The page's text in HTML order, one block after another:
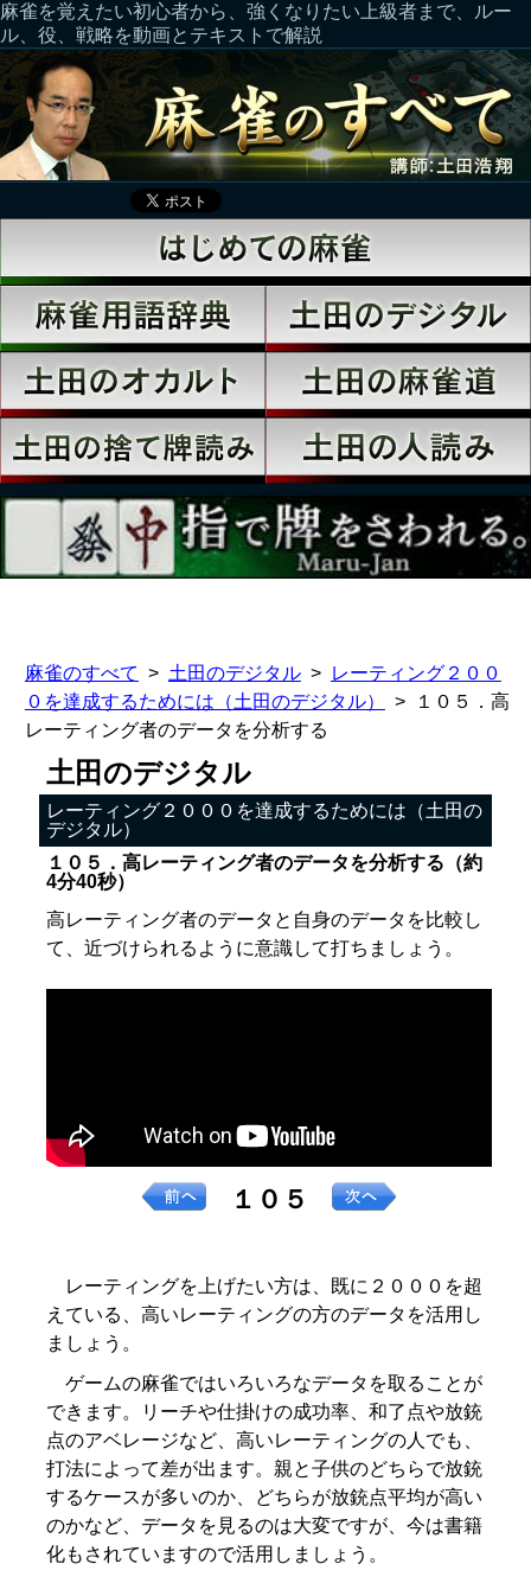
麻雀を覚えたい初心者から、強くなりたい上級者まで、ルー
ル、役、戦略を動画とテキストで解説
麻雀のすべて 土田のデジタル
レーティング２００
０を達成するためには（土田のデジタル）
１０５．高
レーティング者のデータを分析する
土田のデジタル
レーティング２０００を達成するためには（土田の
デジタル）
１０５．高レーティング者のデータを分析する（約
4分40秒）
高レーティング者のデータと自身のデータを比較し
て、近づけられるように意識して打ちましょう。
１０５
レーティングを上げたい方は、既に２０００を超
えている、高いレーティングの方のデータを活用し
ましょう。
ゲームの麻雀ではいろいろなデータを取ることが
できます。リーチや仕掛けの成功率、和了点や放銃
点のアベレージなど、高いレーティングの人でも、
打法によって差が出ます。親と子供のどちらで放銃
するケースが多いのか、どちらが放銃点平均が高い
のかなど、データを見るのは大変ですが、今は書籍
化もされていますので活用しましょう。